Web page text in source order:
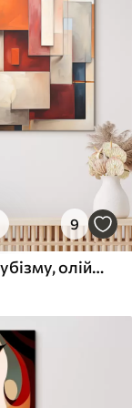
9
Абстракція в стилі кубізму, олійний живопис, червоний, синій, білий кольори